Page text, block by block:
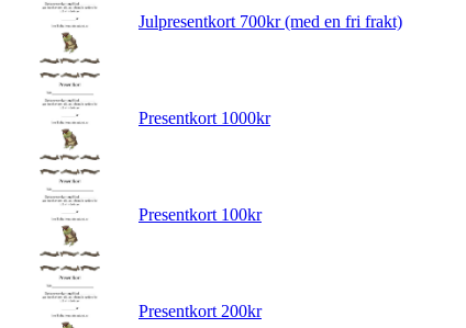
Julpresentkort 700kr (med en fri frakt)
Presentkort 1000kr
Presentkort 100kr
Presentkort 200kr